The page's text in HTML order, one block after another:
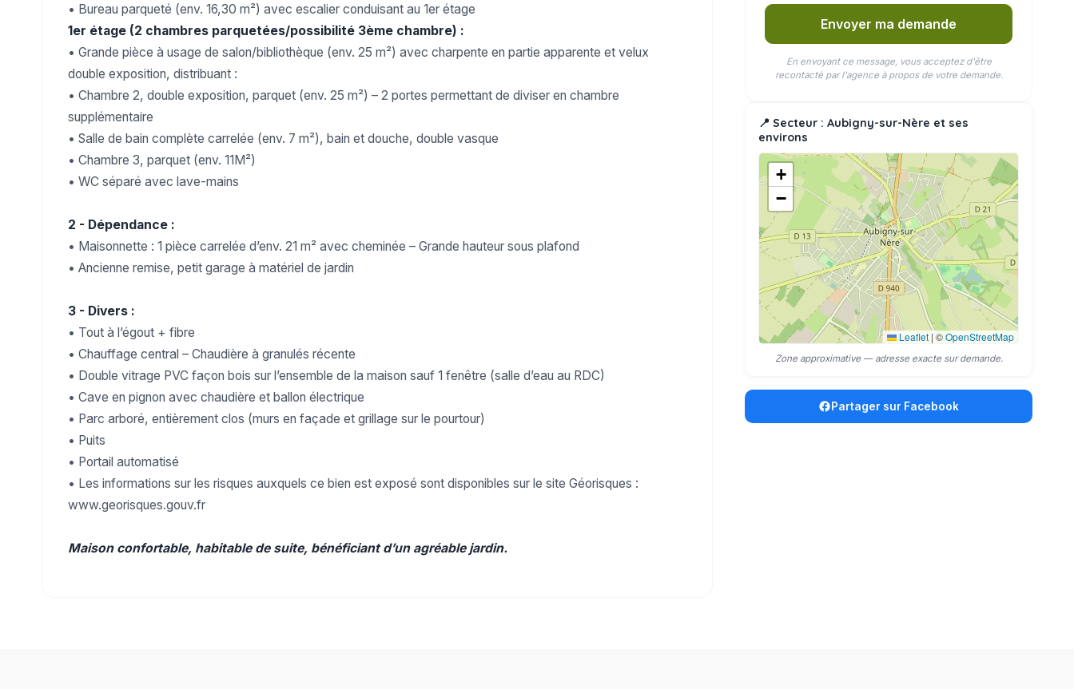
• Bureau parqueté (env. 16,30 m²) avec escalier conduisant au 1er étage
1er étage (2 chambres parquetées/possibilité 3ème chambre) :
• Grande pièce à usage de salon/bibliothèque (env. 25 m²) avec charpente en partie apparente et velux
double exposition, distribuant :
• Chambre 2, double exposition, parquet (env. 25 m²) – 2 portes permettant de diviser en chambre
supplémentaire
• Salle de bain complète carrelée (env. 7 m²), bain et douche, double vasque
• Chambre 3, parquet (env. 11M²)
• WC séparé avec lave-mains
2 - Dépendance :
• Maisonnette : 1 pièce carrelée d’env. 21 m² avec cheminée – Grande hauteur sous plafond
• Ancienne remise, petit garage à matériel de jardin
3 - Divers :
• Tout à l’égout + fibre
• Chauffage central – Chaudière à granulés récente
• Double vitrage PVC façon bois sur l’ensemble de la maison sauf 1 fenêtre (salle d’eau au RDC)
• Cave en pignon avec chaudière et ballon électrique
• Parc arboré, entièrement clos (murs en façade et grillage sur le pourtour)
• Puits
• Portail automatisé
• Les informations sur les risques auxquels ce bien est exposé sont disponibles sur le site Géorisques :
www.georisques.gouv.fr
Maison confortable, habitable de suite, bénéficiant d’un agréable jardin.
Envoyer ma demande
En envoyant ce message, vous acceptez d'être
recontacté par l'agence à propos de votre demande.
📍 Secteur : Aubigny-sur-Nère et ses
environs
+
−
Leaflet | ©OpenStreetMap
Zone approximative — adresse exacte sur demande.
Partager sur Facebook